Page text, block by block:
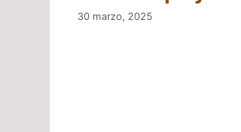
30 marzo, 2025